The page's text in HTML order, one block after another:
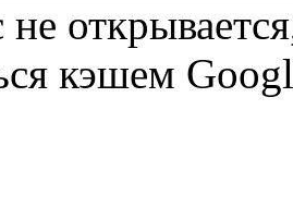
не
кэшем